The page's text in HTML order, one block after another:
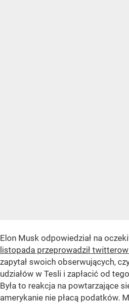
Elon Musk odpowiedział na
listopada przeprowadził
zapytał swoich obserwujących,
udziałów w Tesli i zapłacić od
Była to reakcja na powtarzające
amerykanie nie płacą podatków.